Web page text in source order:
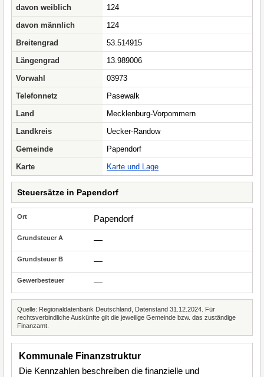
davon weiblich
124
davon männlich
124
Breitengrad
53.514915
Längengrad
13.989006
Vorwahl
03973
Telefonnetz
Pasewalk
Land
Mecklenburg-Vorpommern
Landkreis
Uecker-Randow
Gemeinde
Papendorf
Karte
Karte und Lage
Steuersätze in Papendorf
Papendorf
—
—
—
Quelle: Regionaldatenbank Deutschland, Datenstand 31.12.2024. Für
rechtsverbindliche Auskünfte gilt die jeweilige Gemeinde bzw. das zuständige
Finanzamt.
Kommunale Finanzstruktur
Die Kennzahlen beschreiben die finanzielle und